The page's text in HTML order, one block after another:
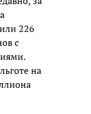
226
с
на